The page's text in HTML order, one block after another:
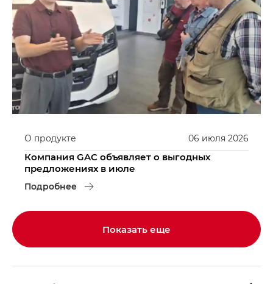
06 июля 2026
О продукте
Компания GAC объявляет о выгодных
предложениях в июле
Подробнее
Показать еще